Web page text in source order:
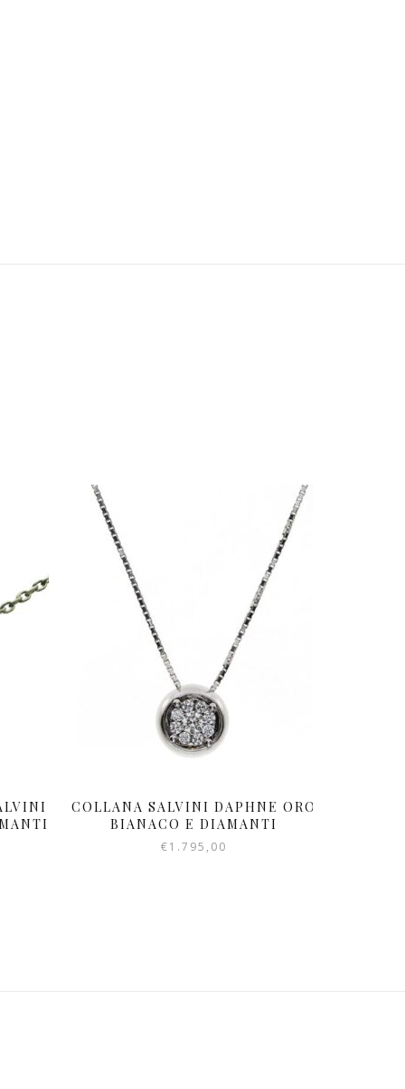
COLLANA SALVINI DAPHNE ORO
BIANACO E DIAMANTI
€1.795,00